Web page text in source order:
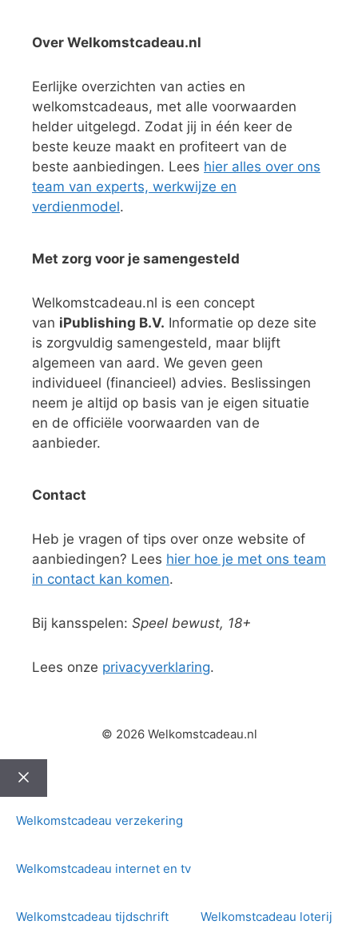
Over Welkomstcadeau.nl
Eerlijke overzichten van acties en
welkomstcadeaus, met alle voorwaarden
helder uitgelegd. Zodat jij in één keer de
beste keuze maakt en profiteert van de
beste aanbiedingen. Lees hier alles over ons
team van experts, werkwijze en
verdienmodel.
Met zorg voor je samengesteld
Welkomstcadeau.nl is een concept
van iPublishing B.V. Informatie op deze site
is zorgvuldig samengesteld, maar blijft
algemeen van aard. We geven geen
individueel (financieel) advies. Beslissingen
neem je altijd op basis van je eigen situatie
en de officiële voorwaarden van de
aanbieder.
Contact
Heb je vragen of tips over onze website of
aanbiedingen? Lees hier hoe je met ons team
in contact kan komen.
Bij kansspelen: Speel bewust, 18+
Lees onze privacyverklaring.
© 2026 Welkomstcadeau.nl
Sluiten
Welkomstcadeau verzekering
Welkomstcadeau internet en tv
Welkomstcadeau tijdschrift Welkomstcadeau loterij